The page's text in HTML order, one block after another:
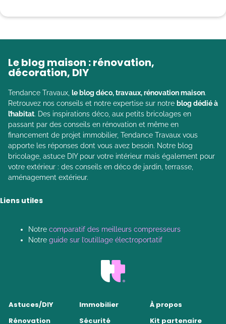
Le blog maison : rénovation,
décoration, DIY
Tendance Travaux, le blog déco, travaux, rénovation maison.
Retrouvez nos conseils et notre expertise sur notre blog dédié à
l’habitat. Des inspirations déco, aux petits bricolages en
passant par des conseils en rénovation et même en
financement de projet immobilier, Tendance Travaux vous
apporte les réponses dont vous avez besoin. Notre blog
bricolage, astuce DIY pour votre intérieur mais également pour
votre extérieur : des conseils en déco de jardin, terrasse,
aménagement extérieur.
Liens utiles
Notre comparatif des meilleurs compresseurs
Notre guide sur l’outillage électroportatif
Astuces/DIY
Rénovation
Immobilier
Sécurité
À propos
Kit partenaire